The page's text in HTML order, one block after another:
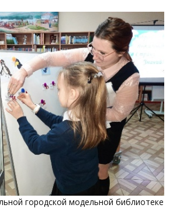
городской модельной библиотеке